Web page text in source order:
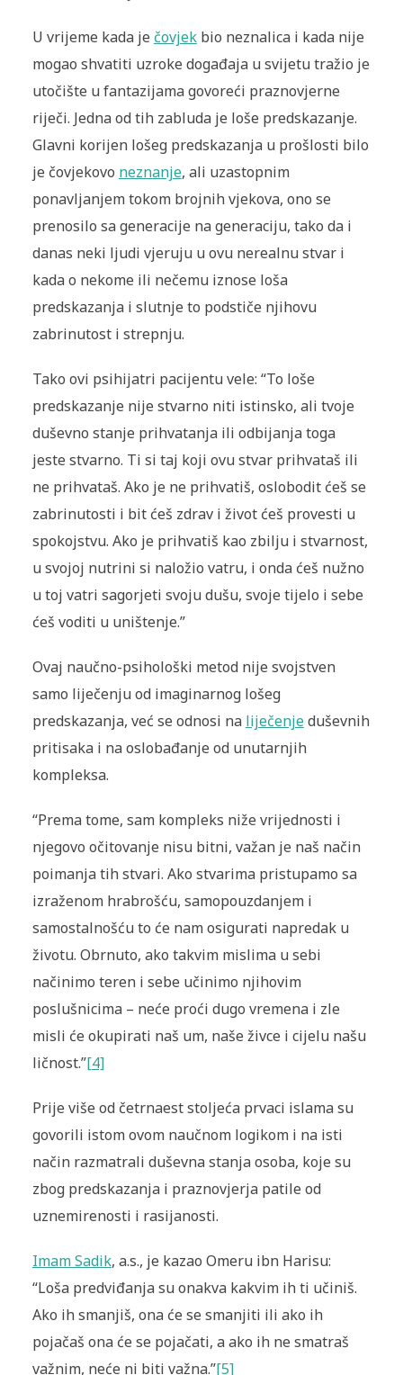
U vrijeme kada je čovjekbio neznalica i kada nije
mogao shvatiti uzroke događaja u svijetu tražio je
utočište u fantazijama govoreći praznovjerne
riječi. Jedna od tih zabluda je loše predskazanje.
Glavni korijen lošeg predskazanja u prošlosti bilo
je čovjekovo neznanje, ali uzastopnim
ponavljanjem tokom brojnih vjekova, ono se
prenosilo sa generacije na generaciju, tako da i
danas neki ljudi vjeruju u ovu nerealnu stvar i
kada o nekome ili nečemu iznose loša
predskazanja i slutnje to podstiče njihovu
zabrinutost i strepnju.
Tako ovi psihijatri pacijentu vele: “To loše
predskazanje nije stvarno niti istinsko, ali tvoje
duševno stanje prihvatanja ili odbijanja toga
jeste stvarno. Ti si taj koji ovu stvar prihvataš ili
ne prihvataš. Ako je ne prihvatiš, oslobodit ćeš se
zabrinutosti i bit ćeš zdrav i život ćeš provesti u
spokojstvu. Ako je prihvatiš kao zbilju i stvarnost,
u svojoj nutrini si naložio vatru, i onda ćeš nužno
u toj vatri sagorjeti svoju dušu, svoje tijelo i sebe
ćeš voditi u uništenje.”
Ovaj naučno-psihološki metod nije svojstven
samo liječenju od imaginarnog lošeg
predskazanja, već se odnosi na liječenjeduševnih
pritisaka i na oslobađanje od unutarnjih
kompleksa.
“Prema tome, sam kompleks niže vrijednosti i
njegovo očitovanje nisu bitni, važan je naš način
poimanja tih stvari. Ako stvarima pristupamo sa
izraženom hrabrošću, samopouzdanjem i
samostalnošću to će nam osigurati napredak u
životu. Obrnuto, ako takvim mislima u sebi
načinimo teren i sebe učinimo njihovim
poslušnicima – neće proći dugo vremena i zle
misli će okupirati naš um, naše živce i cijelu našu
ličnost.”[4]
Prije više od četrnaest stoljeća prvaci islama su
govorili istom ovom naučnom logikom i na isti
način razmatrali duševna stanja osoba, koje su
zbog predskazanja i praznovjerja patile od
uznemirenosti i rasijanosti.
Imam Sadik, a.s., je kazao Omeru ibn Harisu:
“Loša predviđanja su onakva kakvim ih ti učiniš.
Ako ih smanjiš, ona će se smanjiti ili ako ih
pojačaš ona će se pojačati, a ako ih ne smatraš
važnim, neće ni biti važna.”[5]